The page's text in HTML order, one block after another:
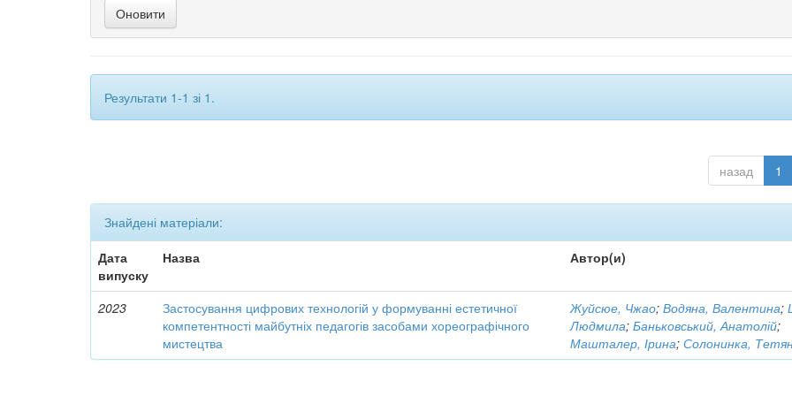
Результати 1-1 зі 1.
назад 1
Знайдені матеріали:
Дата
випуску
Назва Автор(и)
2023
Застосування цифрових технологій у формуванні естетичної
компетентності майбутніх педагогів засобами хореографічного
мистецтва
Жуйсюе, Чжао;Водяна, Валентина;
Людмила;Баньковський, Анатолій;
Машталер, Ірина;Солонинка,